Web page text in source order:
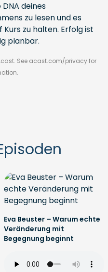
DNA deines
zu lesen und es
Kurs zu halten. Erfolg ist
planbar.
See acast.com/privacyfor
Eva Beuster – Warum echte
Veränderung mit
Begegnung beginnt